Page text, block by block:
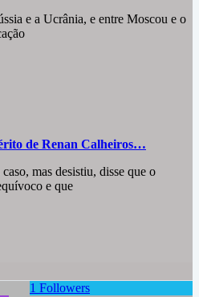
e a Ucrânia, e entre Moscou e o
de Renan Calheiros…
mas desistiu, disse que o
e que
1 Followers